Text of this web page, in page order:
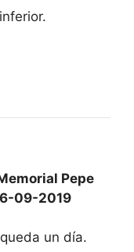
Pepe
09-2019
un día.